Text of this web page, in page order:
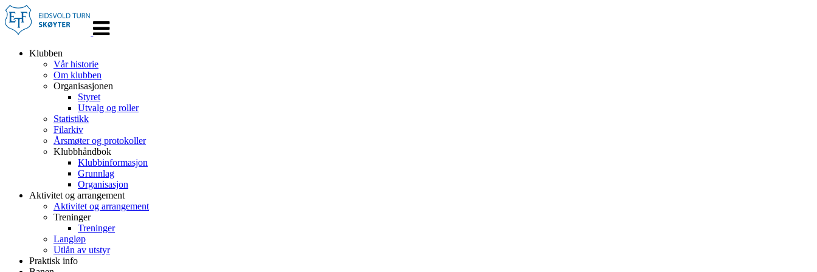
navigasjon
Klubben
Vår historie
Om klubben
Organisasjonen
Styret
Utvalg og roller
Statistikk
Filarkiv
Årsmøter og protokoller
Klubbhåndbok
Klubbinformasjon
Grunnlag
Organisasjon
Aktivitet og arrangement
Aktivitet og arrangement
Treninger
Treninger
Langløp
Utlån av utstyr
Praktisk info